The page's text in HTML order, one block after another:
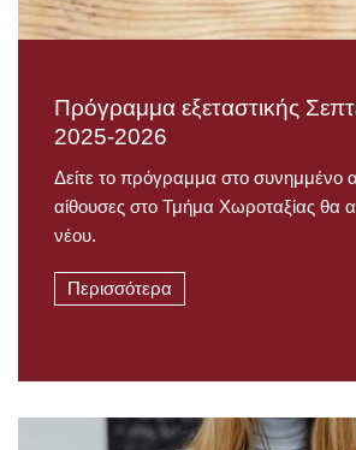
Πρόγραμμα εξεταστικής
2025-2026
Δείτε το πρόγραμμα στο συνημμένο
αίθουσες στο Τμήμα Χωροταξίας θα
νέου.
Περισσότερα